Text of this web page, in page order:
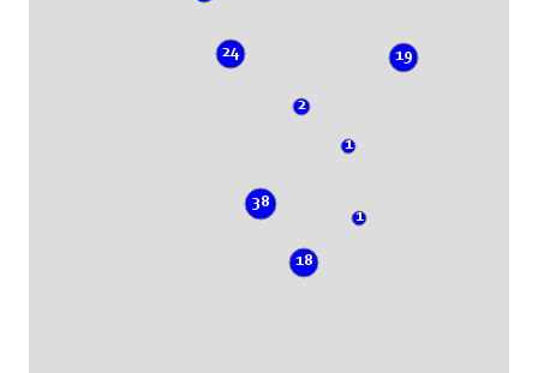
18
2
19
38
1
24
1